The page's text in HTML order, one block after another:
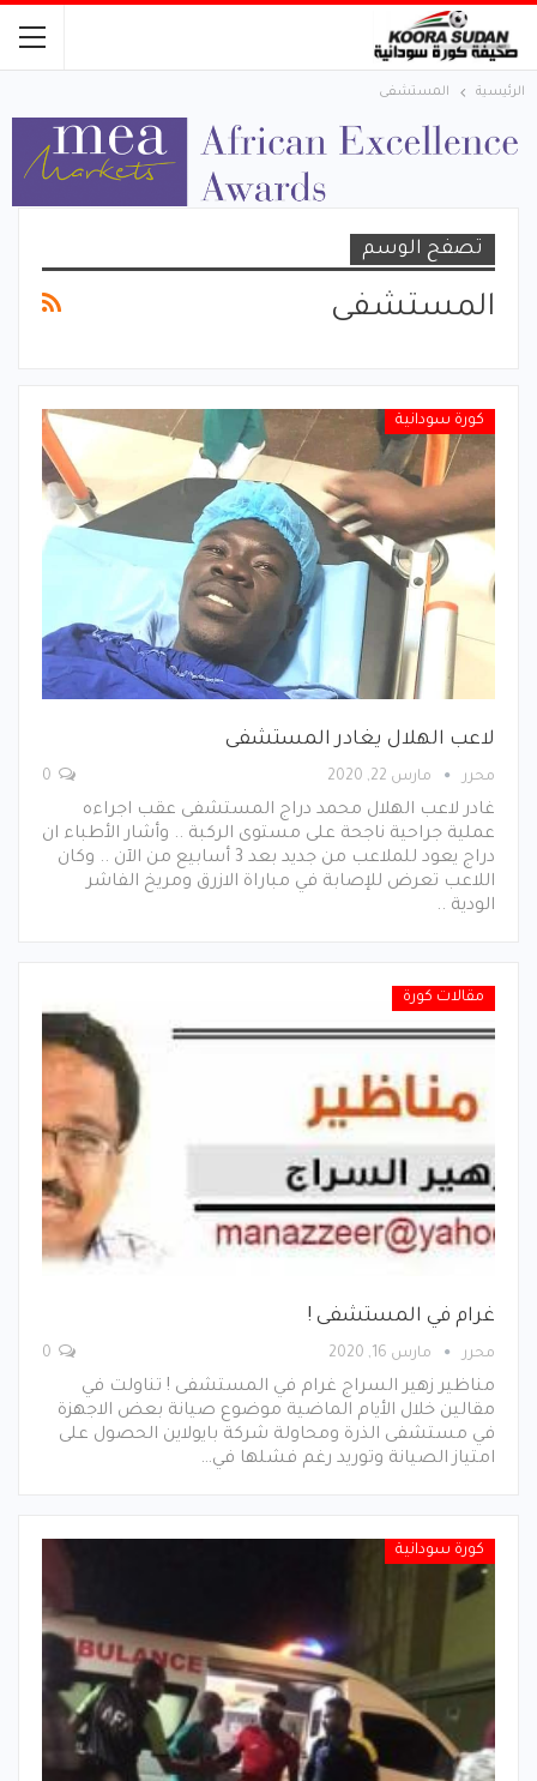
الرئيسية المستشفى
تصفح الوسم
المستشفى
كورة سودانية
لاعب الهلال يغادر المستشفى
محرر مارس 22, 2020
غادر لاعب الهلال محمد دراج المستشفى عقب اجراءه
عملية جراحية ناجحة على مستوى الركبة .. وأشار الأطباء ان
دراج يعود للملاعب من جديد بعد 3 أسابيع من الآن .. وكان
اللاعب تعرض للإصابة في مباراة الازرق ومريخ الفاشر
الودية ..
مقالات كورة
غرام في المستشفى !
محرر مارس 16, 2020
مناظير زهير السراج غرام في المستشفى ! تناولت في
مقالين خلال الأيام الماضية موضوع صيانة بعض الاجهزة
في مستشفى الذرة ومحاولة شركة بايولاين الحصول على
امتياز الصيانة وتوريد رغم فشلها في…
كورة سودانية